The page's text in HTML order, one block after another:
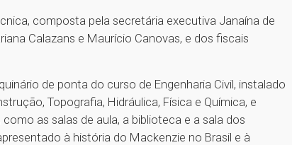
composta pela secretária executiva Janaína de
Calazans e Maurício Canovas, e dos fiscais
de ponta do curso de Engenharia Civil, instalado
Topografia, Hidráulica, Física e Química, e
as salas de aula, a biblioteca e a sala dos
à história do Mackenzie no Brasil e à